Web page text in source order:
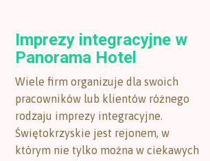
Imprezy integracyjne w
Panorama Hotel
Wiele firm organizuje dla swoich
pracowników lub klientów różnego
rodzaju imprezy integracyjne.
Świętokrzyskie jest rejonem, w
którym nie tylko można w ciekawych